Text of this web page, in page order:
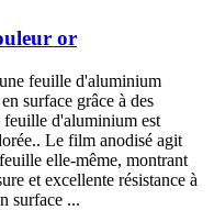
or
feuille d'aluminium
surface grâce à des
feuille d'aluminium est
Le film anodisé agit
elle-même, montrant
et excellente résistance à
surface ...